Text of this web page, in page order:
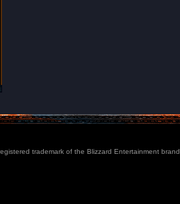
trademark of the Blizzard Entertainment brand.